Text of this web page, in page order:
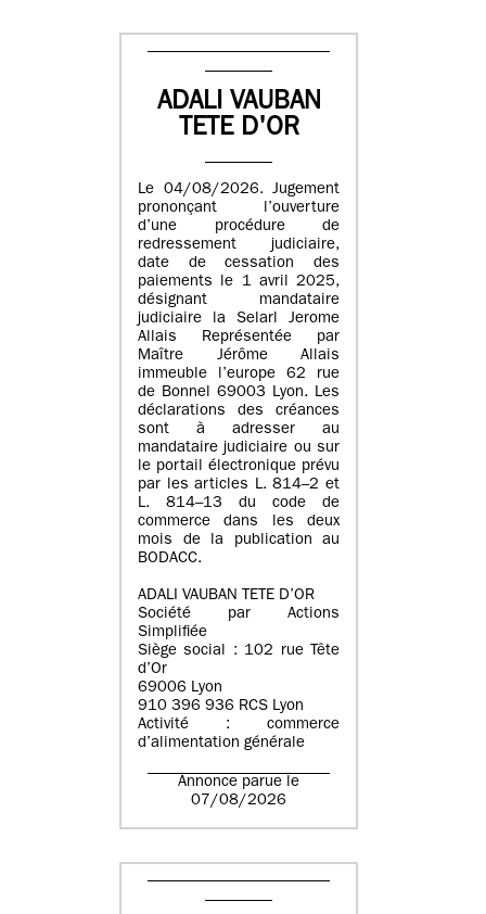
ADALI VAUBAN
TETE D'OR
Le 04/08/2026. Jugement
prononçant l’ouverture
d’une procédure de
redressement judiciaire,
date de cessation des
paiements le 1 avril 2025,
désignant mandataire
judiciaire la Selarl Jerome
Allais Représentée par
Maître Jérôme Allais
immeuble l’europe 62 rue
de Bonnel 69003 Lyon. Les
déclarations des créances
sont à adresser au
mandataire judiciaire ou sur
le portail électronique prévu
par les articles L. 814–2 et
L. 814–13 du code de
commerce dans les deux
mois de la publication au
BODACC.
ADALI VAUBAN TETE D’OR
Société par Actions
Simplifiée
Siège social : 102 rue Tête
d’Or
69006 Lyon
910 396 936 RCS Lyon
Activité : commerce
d’alimentation générale
Annonce parue le
07/08/2026